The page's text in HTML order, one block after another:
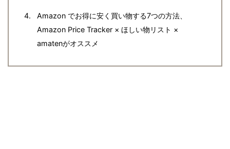
Amazon でお得に安く買い物する7つの方法、
Amazon Price Tracker × ほしい物リスト ×
amatenがオススメ